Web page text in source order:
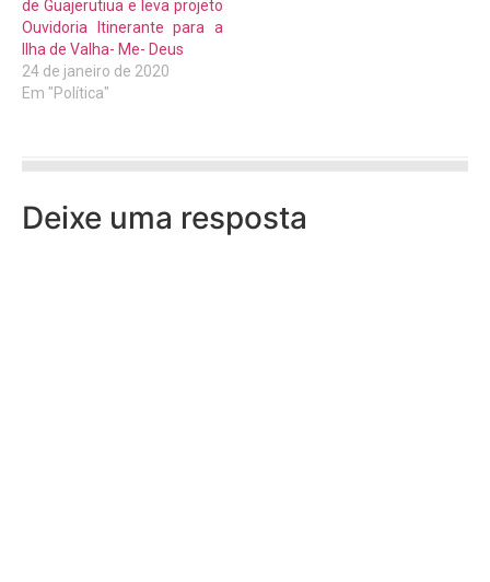
de Guajerutiua e leva projeto
Ouvidoria Itinerante para a
Ilha de Valha- Me- Deus
24 de janeiro de 2020
Em "Política"
Deixe uma resposta